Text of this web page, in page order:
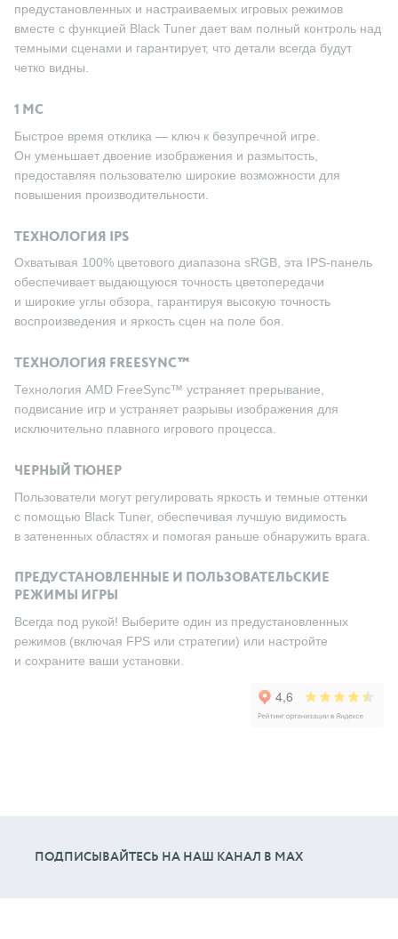
предустановленных и настраиваемых игровых режимов
вместе с функцией Black Tuner дает вам полный контроль над
темными сценами и гарантирует, что детали всегда будут
четко видны.
1 МС
Быстрое время отклика — ключ к безупречной игре.
Он уменьшает двоение изображения и размытость,
предоставляя пользователю широкие возможности для
повышения производительности.
ТЕХНОЛОГИЯ IPS
Охватывая 100% цветового диапазона sRGB, эта IPS-панель
обеспечивает выдающуюся точность цветопередачи
и широкие углы обзора, гарантируя высокую точность
воспроизведения и яркость сцен на поле боя.
ТЕХНОЛОГИЯ FREESYNC™
Технология AMD FreeSync™ устраняет прерывание,
подвисание игр и устраняет разрывы изображения для
исключительно плавного игрового процесса.
ЧЕРНЫЙ ТЮНЕР
Пользователи могут регулировать яркость и темные оттенки
с помощью Black Tuner, обеспечивая лучшую видимость
в затененных областях и помогая раньше обнаружить врага.
ПРЕДУСТАНОВЛЕННЫЕ И ПОЛЬЗОВАТЕЛЬСКИЕ
РЕЖИМЫ ИГРЫ
Всегда под рукой! Выберите один из предустановленных
режимов (включая FPS или стратегии) или настройте
и сохраните ваши установки.
ПОДПИСЫВАЙТЕСЬ НА НАШ КАНАЛ В МАХ